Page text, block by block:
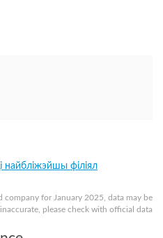
for January 2025, data may be
inaccurate, please check with official data
найбліжэйшы філіял